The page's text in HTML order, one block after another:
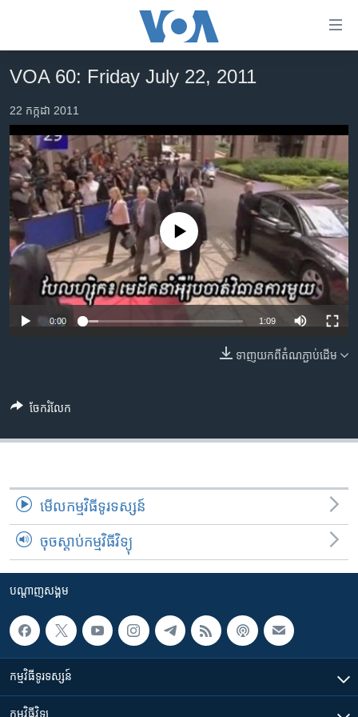
ទាក់ទង
រំលង​
ចូល​
ទៅ​​
ទំព័រ​
ព័ត៌មាន​​
តែ​
ម្តង
រំលង​
និង​
ចូល​
រំលង​
ចូល​
ទំព័រ​
ស្វែង​
កម្ពុជា
អន្តរជាតិ
អាមេរិក
ចិន
ហេឡូវីអូអេ
កម្ពុជាច្នៃប្រតិដ្ឋ
ព្រឹត្តិការណ៍ព័ត៌មាន
ទូរទស្សន៍ / វីដេអូ​
វិទ្យុ / ផតខាសថ៍
ភាសា
VOA 60: Friday July 22, 2011
22 កក្កដា 2011
No media source currently available
0:00 1:09
ទាញ​យក​ពី​តំណភ្ជាប់​ដើម
ចែករំលែក
មើល​កម្មវិធី​ទូរទស្សន៍
ចុចស្តាប់កម្មវិធីវិទ្យុ
បណ្តាញ​សង្គម
កម្មវិធី​ទូរទស្សន៍
កម្មវិធី​វិទ្យុ